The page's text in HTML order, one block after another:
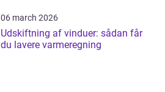
06 march 2026
Udskiftning af vinduer: sådan får
du lavere varmeregning